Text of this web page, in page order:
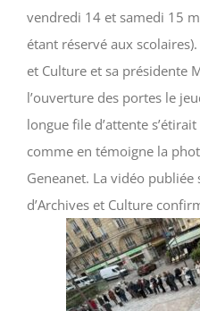
vendredi 14 et samedi 15
étant réservé aux
et Culture et sa présidente
l’ouverture des portes le
longue file d’attente
comme en témoigne la
Geneanet. La vidéo
d’Archives et Culture